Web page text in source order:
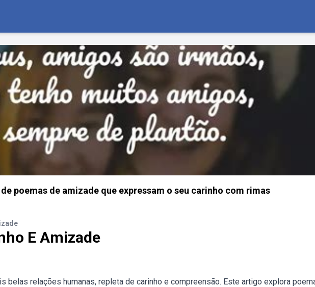
poemas de amizade que expressam o seu carinho com rimas
E Amizade
belas relações humanas, repleta de carinho e compreensão. Este artigo explora